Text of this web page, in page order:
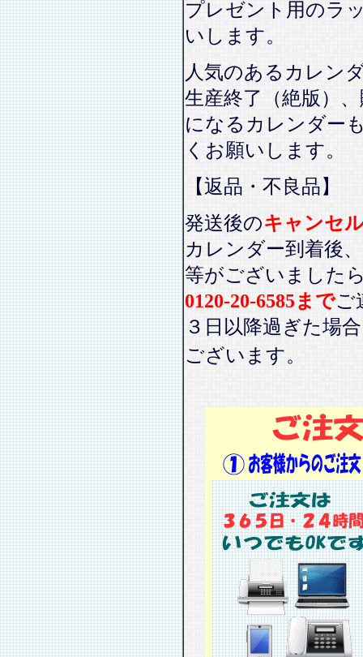
プレゼント用のラ
いします。
人気のあるカレン
生産終了（絶版）
になるカレンダー
くお願いします。
【返品・不良品】
発送後のキャンセ
カレンダー到着後、
等がございました
0120-20-6585までご
３日以降過ぎた場
ございます。